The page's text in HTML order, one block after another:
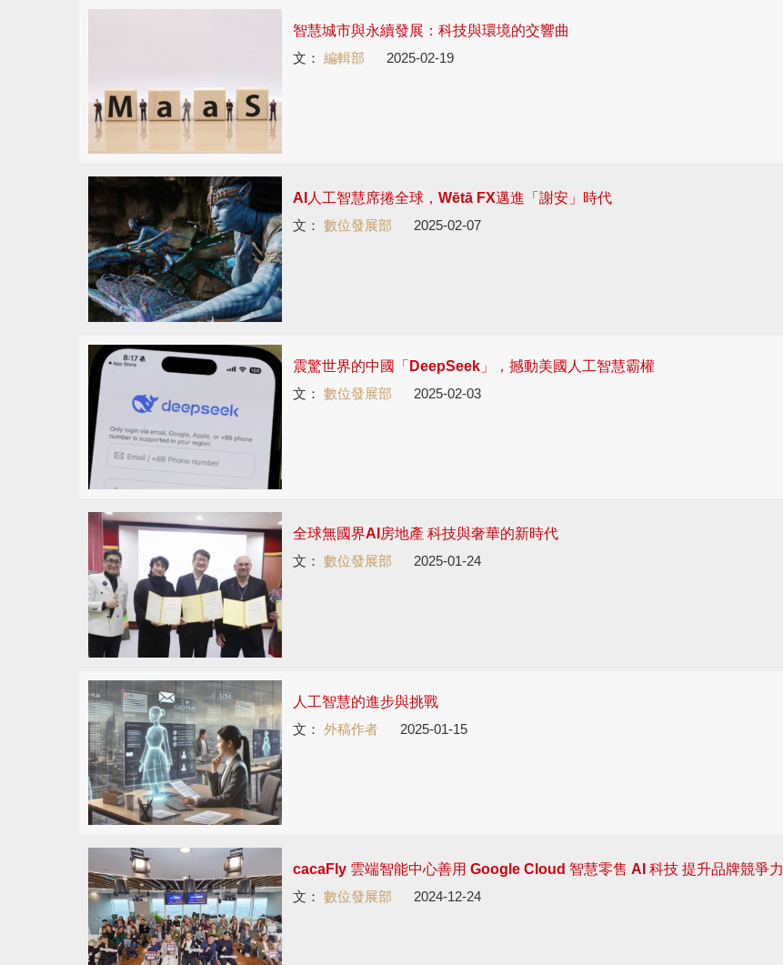
智慧城市與永續發展：科技與環境的交響曲
文： 編輯部 2025-02-19
AI人工智慧席捲全球，Wētā FX邁進「謝安」時代
文： 數位發展部 2025-02-07
震驚世界的中國「DeepSeek」，撼動美國人工智慧霸權
文： 數位發展部 2025-02-03
全球無國界AI房地產 科技與奢華的新時代
文： 數位發展部 2025-01-24
人工智慧的進步與挑戰
文： 外稿作者 2025-01-15
cacaFly 雲端智能中心善用 Google Cloud 智慧零售 AI 科技 提升品牌競爭力
文： 數位發展部 2024-12-24